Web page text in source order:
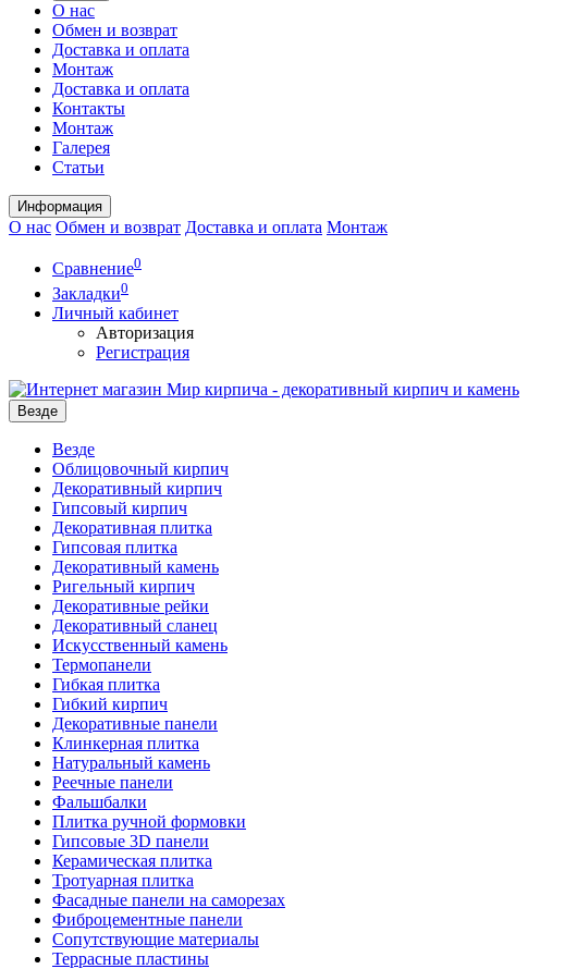
О нас
Обмен и возврат
Доставка и оплата
Монтаж
Доставка и оплата
Контакты
Монтаж
Галерея
Статьи
Информация
О нас Обмен и возврат Доставка и оплата Монтаж
Сравнение0
Закладки0
Личный кабинет
Авторизация
Регистрация
Везде
Везде
Облицовочный кирпич
Декоративный кирпич
Гипсовый кирпич
Декоративная плитка
Гипсовая плитка
Декоративный камень
Ригельный кирпич
Декоративные рейки
Декоративный сланец
Искусственный камень
Термопанели
Гибкая плитка
Гибкий кирпич
Декоративные панели
Клинкерная плитка
Натуральный камень
Реечные панели
Фальшбалки
Плитка ручной формовки
Гипсовые 3D панели
Керамическая плитка
Тротуарная плитка
Фасадные панели на саморезах
Фиброцементные панели
Сопутствующие материалы
Террасные пластины